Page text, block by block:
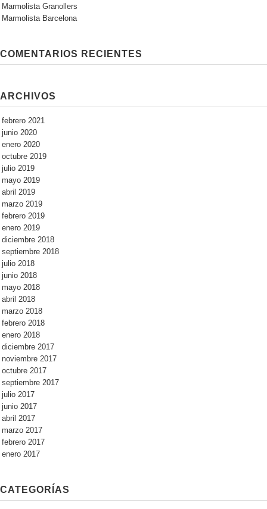
Marmolista Granollers
Marmolista Barcelona
COMENTARIOS RECIENTES
ARCHIVOS
febrero 2021
junio 2020
enero 2020
octubre 2019
julio 2019
mayo 2019
abril 2019
marzo 2019
febrero 2019
enero 2019
diciembre 2018
septiembre 2018
julio 2018
junio 2018
mayo 2018
abril 2018
marzo 2018
febrero 2018
enero 2018
diciembre 2017
noviembre 2017
octubre 2017
septiembre 2017
julio 2017
junio 2017
abril 2017
marzo 2017
febrero 2017
enero 2017
CATEGORÍAS